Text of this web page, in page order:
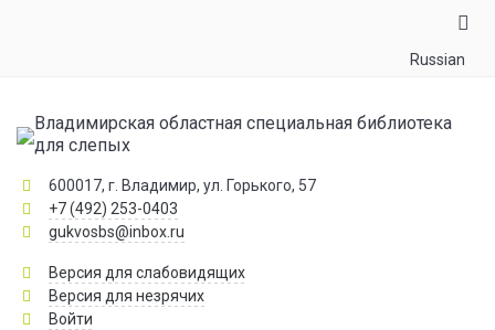
Russian
Владимирская областная специальная библиотека
для слепых
600017, г. Владимир, ул. Горького, 57
+7 (492) 253-0403
gukvosbs@inbox.ru
Версия для слабовидящих
Версия для незрячих
Войти